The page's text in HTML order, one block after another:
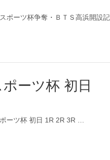
ポーツ杯争奪・ＢＴＳ高浜開設
ーツ杯 初日
ーツ杯 初日 1R 2R 3R …